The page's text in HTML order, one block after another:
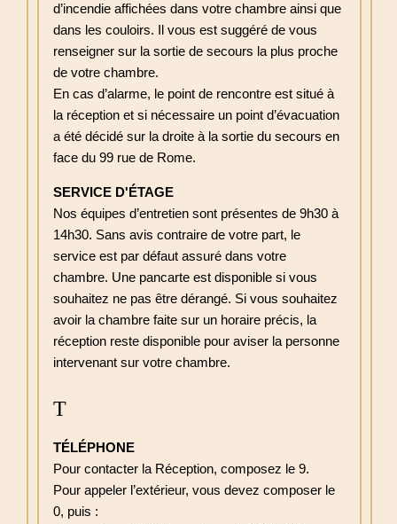
d’incendie affichées dans votre chambre ainsi que
dans les couloirs. Il vous est suggéré de vous
renseigner sur la sortie de secours la plus proche
de votre chambre.
En cas d’alarme, le point de rencontre est situé à
la réception et si nécessaire un point d’évacuation
a été décidé sur la droite à la sortie du secours en
face du 99 rue de Rome.
SERVICE D'ÉTAGE
Nos équipes d’entretien sont présentes de 9h30 à
14h30. Sans avis contraire de votre part, le
service est par défaut assuré dans votre
chambre. Une pancarte est disponible si vous
souhaitez ne pas être dérangé. Si vous souhaitez
avoir la chambre faite sur un horaire précis, la
réception reste disponible pour aviser la personne
intervenant sur votre chambre.
T
TÉLÉPHONE
Pour contacter la Réception, composez le 9.
Pour appeler l’extérieur, vous devez composer le
0, puis :